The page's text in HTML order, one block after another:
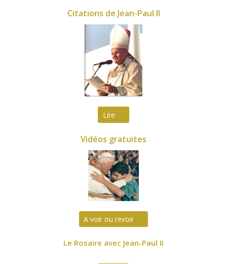
Citations de Jean-Paul II
Lire
Vidéos gratuites
A voir ou revoir
Le Rosaire avec Jean-Paul II